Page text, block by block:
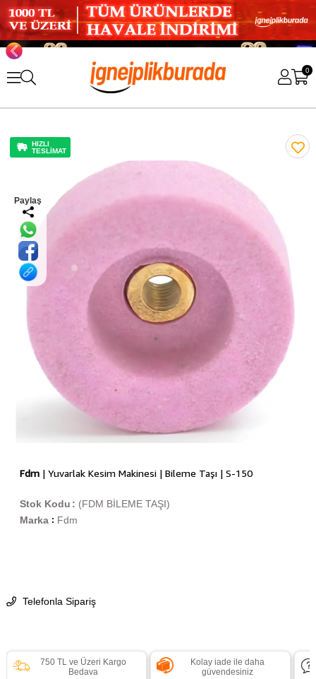
0
HIZLI
TESLİMAT
Paylaş
Fdm| Yuvarlak Kesim Makinesi | Bileme Taşı | S-150
(FDM BİLEME TAŞI)
Stok Kodu
Marka : Fdm
Telefonla Sipariş
750 TL ve Üzeri Kargo
Bedava
Kolay iade ile daha
güvendesiniz